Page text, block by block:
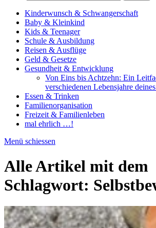
Kinderwunsch & Schwangerschaft
Baby & Kleinkind
Kids & Teenager
Schule & Ausbildung
Reisen & Ausflüge
Geld & Gesetze
Gesundheit & Entwicklung
Von Eins bis Achtzehn: Ein
verschiedenen Lebensjahre
Essen & Trinken
Familienorganisation
Freizeit & Familienleben
mal ehrlich …!
Menü schiessen
Alle Artikel mit dem
Schlagwort: